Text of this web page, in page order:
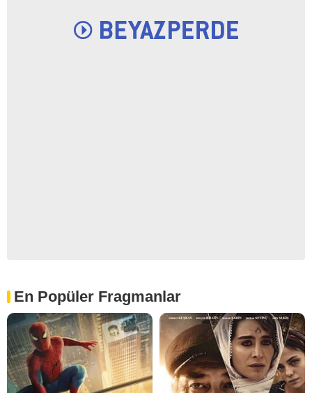
En Popüler Fragmanlar